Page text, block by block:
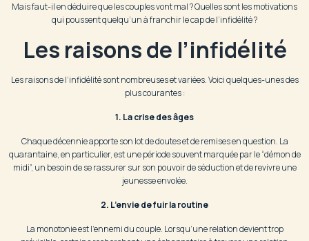
Mais faut-il en déduire que les couples vont mal ? Quelles sont les motivations
qui poussent quelqu’un à franchir le cap de l’infidélité ?
Les raisons de l’infidélité
Les raisons de l’infidélité sont nombreuses et variées. Voici quelques-unes des
plus courantes :
1. La crise des âges
Chaque décennie apporte son lot de doutes et de remises en question. La
quarantaine, en particulier, est une période souvent marquée par le “démon de
midi”, un besoin de se rassurer sur son pouvoir de séduction et de revivre une
jeunesse envolée.
2. L’envie de fuir la routine
La monotonie est l’ennemi du couple. Lorsqu’une relation devient trop